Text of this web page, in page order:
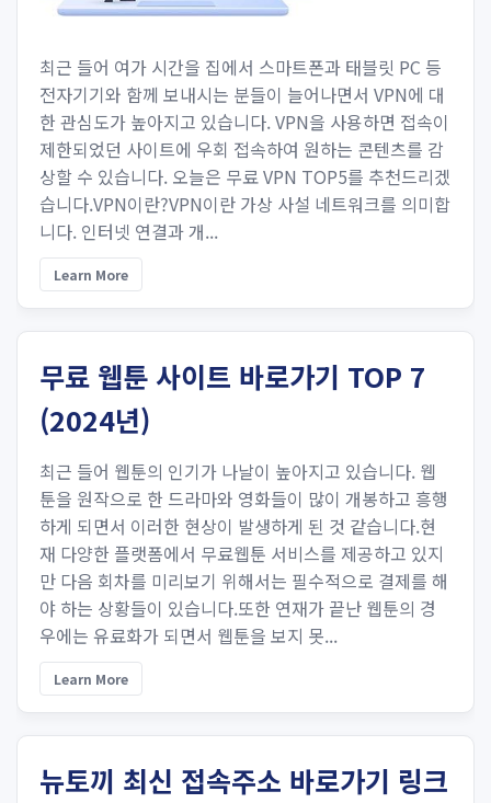
최근 들어 여가 시간을 집에서 스마트폰과 태블릿 PC 등
전자기기와 함께 보내시는 분들이 늘어나면서 VPN에 대
한 관심도가 높아지고 있습니다. VPN을 사용하면 접속이
제한되었던 사이트에 우회 접속하여 원하는 콘텐츠를 감
상할 수 있습니다. 오늘은 무료 VPN TOP5를 추천드리겠
습니다.VPN이란?VPN이란 가상 사설 네트워크를 의미합
니다. 인터넷 연결과 개...
Learn More
무료 웹툰 사이트 바로가기 TOP 7
(2024년)
최근 들어 웹툰의 인기가 나날이 높아지고 있습니다. 웹
툰을 원작으로 한 드라마와 영화들이 많이 개봉하고 흥행
하게 되면서 이러한 현상이 발생하게 된 것 같습니다.현
재 다양한 플랫폼에서 무료웹툰 서비스를 제공하고 있지
만 다음 회차를 미리보기 위해서는 필수적으로 결제를 해
야 하는 상황들이 있습니다.또한 연재가 끝난 웹툰의 경
우에는 유료화가 되면서 웹툰을 보지 못...
Learn More
뉴토끼 최신 접속주소 바로가기 링크